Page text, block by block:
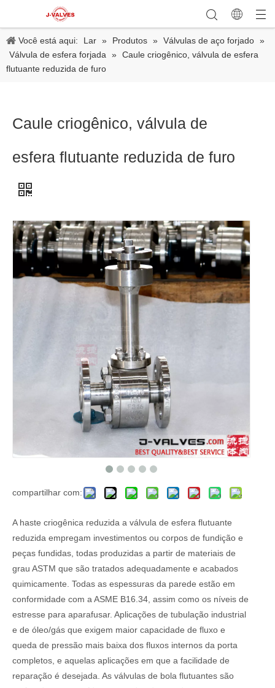
Você está aqui: Lar » Produtos » Válvulas de aço forjado »
Válvula de esfera forjada
» Caule criogênico, válvula de esfera
flutuante reduzida de furo
Caule criogênico, válvula de
esfera flutuante reduzida de furo
compartilhar com:
A haste criogênica reduzida a válvula de esfera flutuante
reduzida empregam investimentos ou corpos de fundição e
peças fundidas, todas produzidas a partir de materiais de
grau ASTM que são tratados adequadamente e acabados
quimicamente. Todas as espessuras da parede estão em
conformidade com a ASME B16.34, assim como os níveis de
estresse para aparafusar. Aplicações de tubulação industrial
e de óleo/gás que exigem maior capacidade de fluxo e
queda de pressão mais baixa dos fluxos internos da porta
completos, e aquelas aplicações em que a facilidade de
reparação é desejada. As válvulas de bola flutuantes são